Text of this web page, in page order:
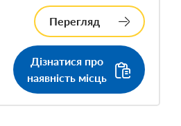
Перегляд
Дізнатися про
наявність місць